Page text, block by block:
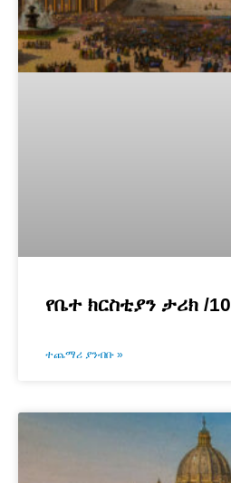
የቤተ ክርስቲያን ታሪክ /10
ተጨማሪ ያንብቡ »